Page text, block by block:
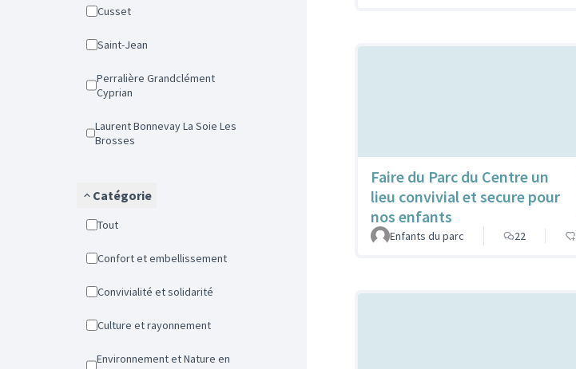
Cusset
Saint-Jean
Perralière Grandclément
Cyprian
Laurent Bonnevay La Soie Les
Brosses
Catégorie
Tout
Confort et embellissement
Convivialité et solidarité
Culture et rayonnement
Environnement et Nature en
Faire du Parc du Centre un
lieu convivial et secure pour
nos enfants
Enfants du parc 22